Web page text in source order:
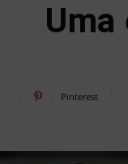
Pinterest